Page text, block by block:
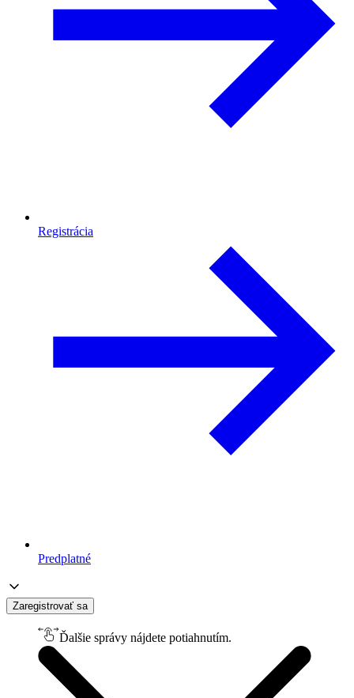
Registrácia
Predplatné
Zaregistrovať sa
Ďalšie správy nájdete potiahnutím.